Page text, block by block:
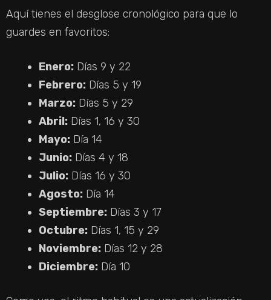
Aquí tienes el desglose cronológico para que lo
guardes en favoritos:
Enero: Días 9 y 22
Febrero: Días 5 y 19
Marzo: Días 5 y 29
Abril: Días 1, 16 y 30
Mayo: Día 14
Junio: Días 4 y 18
Julio: Días 16 y 30
Agosto: Día 14
Septiembre: Días 3 y 17
Octubre: Días 1, 15 y 29
Noviembre: Días 12 y 28
Diciembre: Día 10